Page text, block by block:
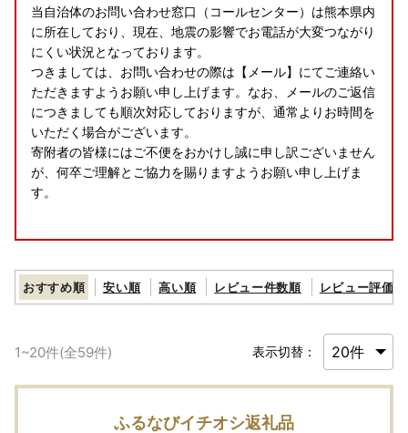
当自治体のお問い合わせ窓口（コールセンター）は熊本県内
に所在しており、現在、地震の影響でお電話が大変つながり
にくい状況となっております。
つきましては、お問い合わせの際は【メール】にてご連絡い
ただきますようお願い申し上げます。なお、メールのご返信
につきましても順次対応しておりますが、通常よりお時間を
いただく場合がございます。
寄附者の皆様にはご不便をおかけし誠に申し訳ございません
が、何卒ご理解とご協力を賜りますようお願い申し上げま
す。
8/11(火)および8/14(金)～8/16(日)のお盆期間につきまして
は、お電話およびメールでの納税・返礼品に関するお問い合
お盆期間にいただきましたお問い合わせにつきましては、8/
17(月)以降にて順次ご対応させていただきます。
おすすめ順 安い順 高い順 レビュー件数順 レビュー評価順
1~20件(全59件) 表示切替：
ふるなびイチオシ返礼品